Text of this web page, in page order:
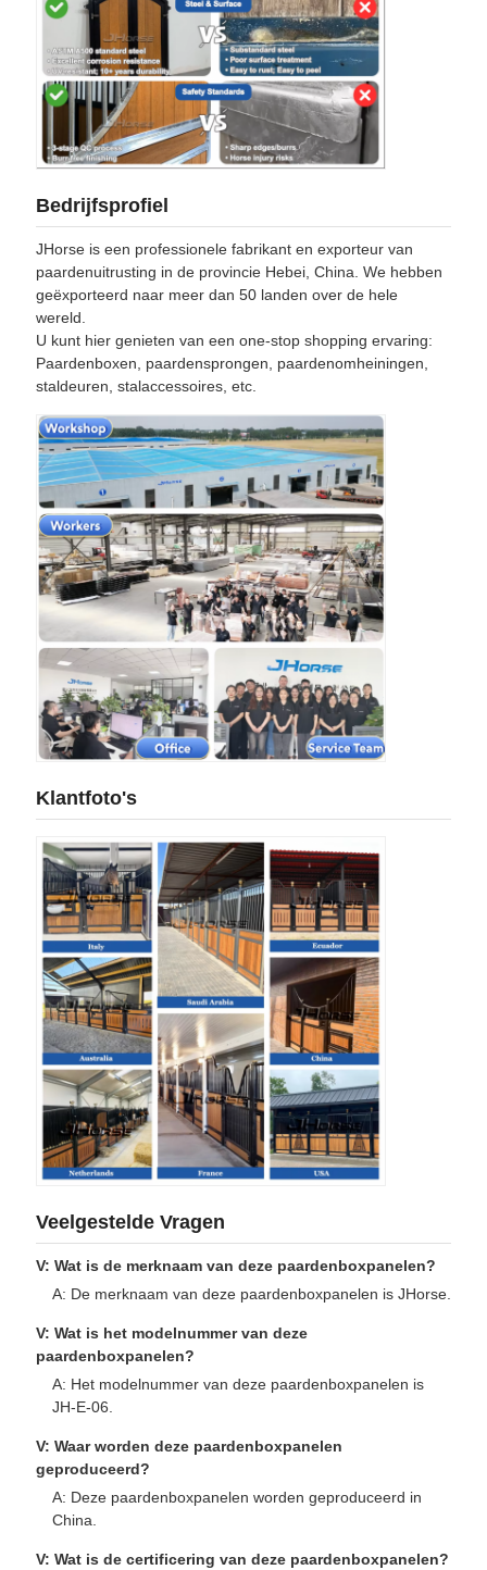
Bedrijfsprofiel
JHorse is een professionele fabrikant en exporteur van
paardenuitrusting in de provincie Hebei, China. We hebben
geëxporteerd naar meer dan 50 landen over de hele
wereld.
U kunt hier genieten van een one-stop shopping ervaring:
Paardenboxen, paardensprongen, paardenomheiningen,
staldeuren, stalaccessoires, etc.
Klantfoto's
Veelgestelde Vragen
V: Wat is de merknaam van deze paardenboxpanelen?
A: De merknaam van deze paardenboxpanelen is JHorse.
V: Wat is het modelnummer van deze
paardenboxpanelen?
A: Het modelnummer van deze paardenboxpanelen is
JH-E-06.
V: Waar worden deze paardenboxpanelen
geproduceerd?
A: Deze paardenboxpanelen worden geproduceerd in
China.
V: Wat is de certificering van deze paardenboxpanelen?